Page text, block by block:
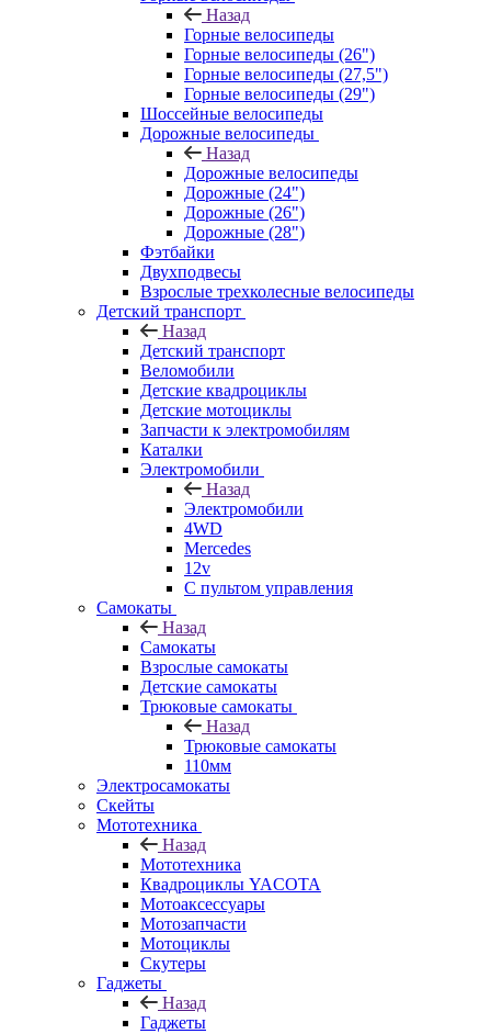
Назад
Горные велосипеды
Горные велосипеды (26")
Горные велосипеды (27,5")
Горные велосипеды (29")
Шоссейные велосипеды
Дорожные велосипеды
Назад
Дорожные велосипеды
Дорожные (24")
Дорожные (26")
Дорожные (28")
Фэтбайки
Двухподвесы
Взрослые трехколесные велосипеды
Детский транспорт
Назад
Детский транспорт
Веломобили
Детские квадроциклы
Детские мотоциклы
Запчасти к электромобилям
Каталки
Электромобили
Назад
Электромобили
4WD
Mercedes
12v
С пультом управления
Самокаты
Назад
Самокаты
Взрослые самокаты
Детские самокаты
Трюковые самокаты
Назад
Трюковые самокаты
110мм
Электросамокаты
Скейты
Мототехника
Назад
Мототехника
Квадроциклы YACOTA
Мотоаксессуары
Мотозапчасти
Мотоциклы
Скутеры
Гаджеты
Назад
Гаджеты